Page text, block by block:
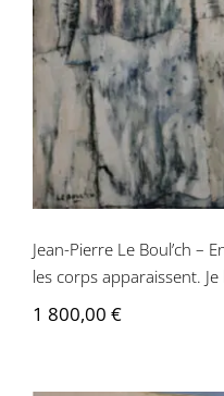
Jean-Pierre Le Boul’ch –
les corps apparaissent.
1 800,00 €